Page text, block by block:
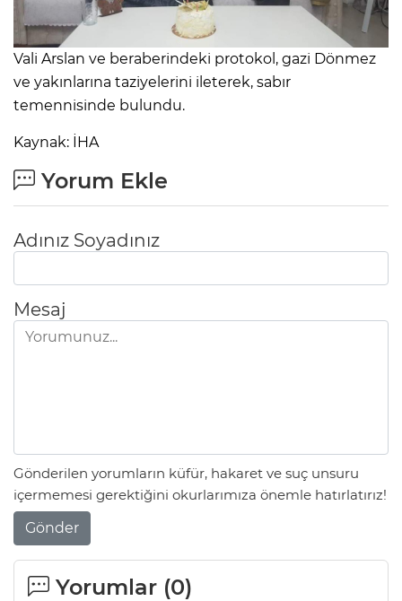
Vali Arslan ve beraberindeki protokol, gazi Dönmez
ve yakınlarına taziyelerini ileterek, sabır
temennisinde bulundu.
Kaynak: İHA
Yorum Ekle
Adınız Soyadınız
Mesaj
Gönderilen yorumların küfür, hakaret ve suç unsuru
içermemesi gerektiğini okurlarımıza önemle hatırlatırız!
Gönder
Yorumlar (0)